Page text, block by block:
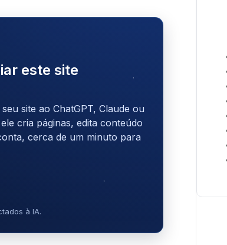
este site
site ao ChatGPT, Claude ou
cria páginas, edita conteúdo
cerca de um minuto para
à IA.